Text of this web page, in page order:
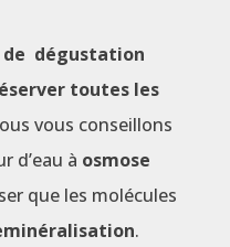
de dégustation
toutes les
vous conseillons
d’eau à osmose
que les molécules
.